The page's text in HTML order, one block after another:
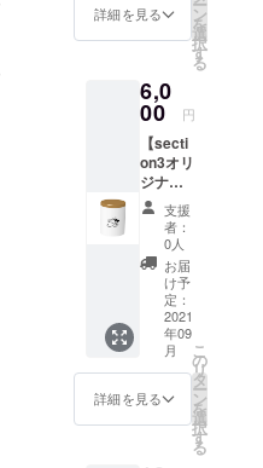
る奥深
い味わ
との相
性も良
く、カ
フェオ
レでも
楽しめ
ます。
インド
ネシ
ア・ス
ラウェ
シ島の
山岳地
帯、
「タ
ラ
ジャ」
ARABI
GRADE
用して
いま
す。 ト
ラジャ
民族の
一員で
もある
ARIOST
O（アリ
オスト
家）。
コー
ヒー栽
培にお
ける長
い経験
のも
北村さ
んデザ
インの
ナル
キャラ
クター
のキー
ホル
ダー♪
デザイ
ンサイ
ズは
32mm
《タオ
ル》 加
瀬さ
ん、
asuka
、ウェ
ルカム
詳細を見る ン
を
選
択
す
る
6,0
00 円
【secti
on3オリ
ジナル
蓋付き
キャニ
ター】
木製の
ふた付
きであ
たたか
みを感
じられ
る陶器
のキャ
ニス
支援
者：
0人
お届
け予
定：
2021
年09
月
詳細を見る
こ
の
リ
タ
ー
ン
を
選
択
す
る